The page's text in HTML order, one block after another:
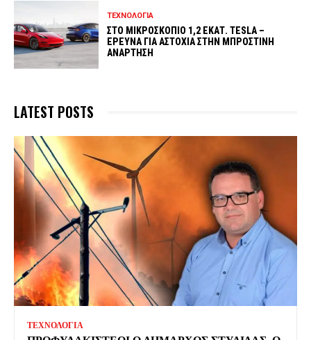
ΤΕΧΝΟΛΟΓΙΑ
ΣΤΟ ΜΙΚΡΟΣΚΟΠΙΟ 1,2 ΕΚΑΤ. TESLA –
ΕΡΕΥΝΑ ΓΙΑ ΑΣΤΟΧΙΑ ΣΤΗΝ ΜΠΡΟΣΤΙΝΗ
ΑΝΑΡΤΗΣΗ
LATEST POSTS
ΤΕΧΝΟΛΟΓΙΑ